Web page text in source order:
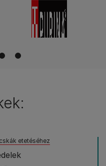
3 4
etetéséhez